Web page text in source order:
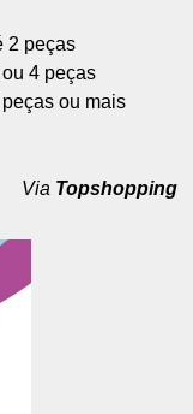
2 peças
4 peças
ou mais
Via Topshopping